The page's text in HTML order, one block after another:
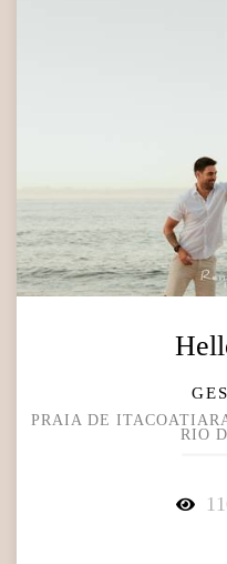
PRAIA DE
RIO